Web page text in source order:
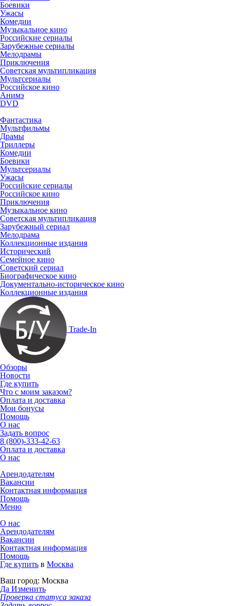
Боевики
Ужасы
Комедии
Музыкальное кино
Российские сериалы
Зарубежные сериалы
Мелодрамы
Приключения
Советская мультипликация
Мультсериалы
Российское кино
Анимэ
DVD
Фантастика
Мультфильмы
Драмы
Триллеры
Комедии
Боевики
Мультсериалы
Ужасы
Российские сериалы
Российское кино
Приключения
Музыкальное кино
Советская мультипликация
Зарубежный сериал
Мелодрама
Коллекционные издания
Исторический
Семейное кино
Советский сериал
Биографическое кино
Документально-историческое кино
Коллекционные издания
Trade-In
Обзоры
Новости
Где купить
Что с моим заказом?
Оплата и доставка
Мои бонусы
Помощь
О нас
Задать вопрос
8 (800)-333-42-63
Оплата и доставка
О нас
Арендодателям
Вакансии
Контактная информация
Помощь
Меню
О нас
Арендодателям
Вакансии
Контактная информация
Помощь
Где купить в Москва
Ваш город: Москва
Да Изменить
Проверка статуса заказа